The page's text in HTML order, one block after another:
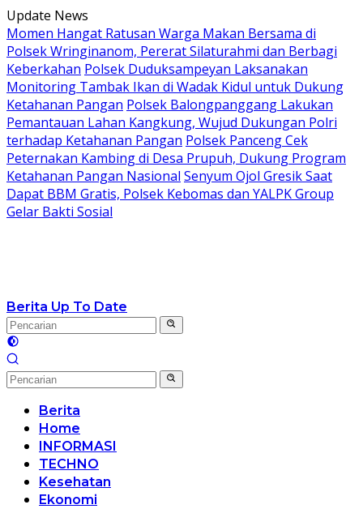
Langsung
ke
konten
Update News
Momen Hangat Ratusan Warga Makan Bersama di
Polsek Wringinanom, Pererat Silaturahmi dan Berbagi
Keberkahan Polsek Duduksampeyan Laksanakan
Monitoring Tambak Ikan di Wadak Kidul untuk Dukung
Ketahanan Pangan Polsek Balongpanggang Lakukan
Pemantauan Lahan Kangkung, Wujud Dukungan Polri
terhadap Ketahanan Pangan Polsek Panceng Cek
Peternakan Kambing di Desa Prupuh, Dukung Program
Ketahanan Pangan Nasional Senyum Ojol Gresik Saat
Dapat BBM Gratis, Polsek Kebomas dan YALPK Group
Gelar Bakti Sosial
Berita Up To Date
Berita
Home
INFORMASI
TECHNO
Kesehatan
Ekonomi